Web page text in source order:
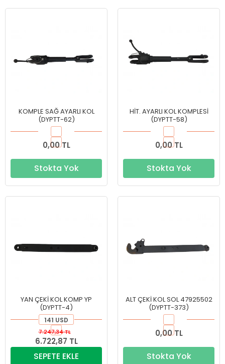
KOMPLE SAĞ AYARLI KOL
(DYPTT-62)
0,00 TL
Stokta Yok
HİT. AYARLI KOL KOMPLESİ
(DYPTT-58)
0,00 TL
Stokta Yok
YAN ÇEKİ KOL KOMP YP
(DYPTT-4)
141 USD
6.722,87 TL
7.247,34 TL
SEPETE EKLE
ALT ÇEKİ KOL SOL 47925502
(DYPTT-373)
0,00 TL
Stokta Yok